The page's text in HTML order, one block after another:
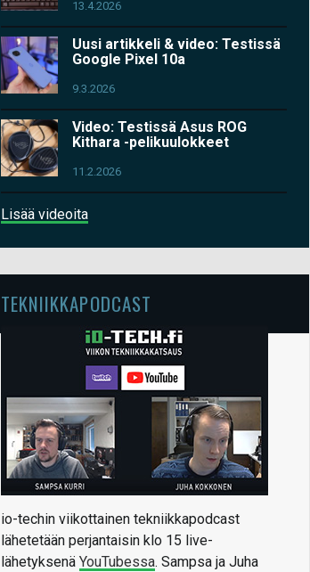
13.4.2026
Uusi artikkeli & video: Testissä
Google Pixel 10a
9.3.2026
Video: Testissä Asus ROG
Kithara -pelikuulokkeet
11.2.2026
Lisää videoita
TEKNIIKKAPODCAST
io-techin viikottainen tekniikkapodcast
lähetetään perjantaisin klo 15 live-
lähetyksenä YouTubessa. Sampsa ja Juha